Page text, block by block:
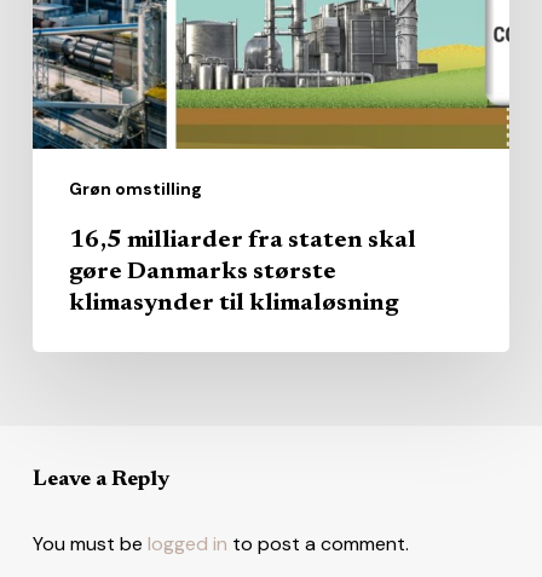
Grøn omstilling
gøre
Danmarks
største
klimasynder
klimaløsning
16,5 milliarder fra staten skal
gøre Danmarks største
klimasynder til klimaløsning
Leave a Reply
You must be logged in to post a comment.